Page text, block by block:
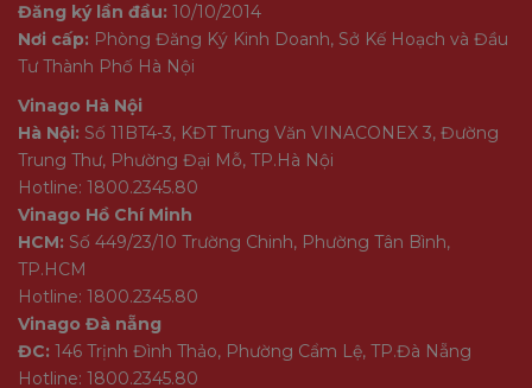
Đăng ký lần đầu: 10/10/2014
Nơi cấp: Phòng Đăng Ký Kinh Doanh, Sở Kế Hoạch và Đầu
Tư Thành Phố Hà Nội
Vinago Hà Nội
Hà Nội: Số 11BT4-3, KĐT Trung Văn VINACONEX 3, Đường
Trung Thư, Phường Đại Mỗ, TP.Hà Nội
Hotline: 1800.2345.80
Vinago Hồ Chí Minh
HCM: Số 449/23/10 Trường Chinh, Phường Tân Bình,
TP.HCM
Hotline: 1800.2345.80
Vinago Đà nẵng
ĐC: 146 Trịnh Đình Thảo, Phường Cẩm Lệ, TP.Đà Nẵng
Hotline: 1800.2345.80